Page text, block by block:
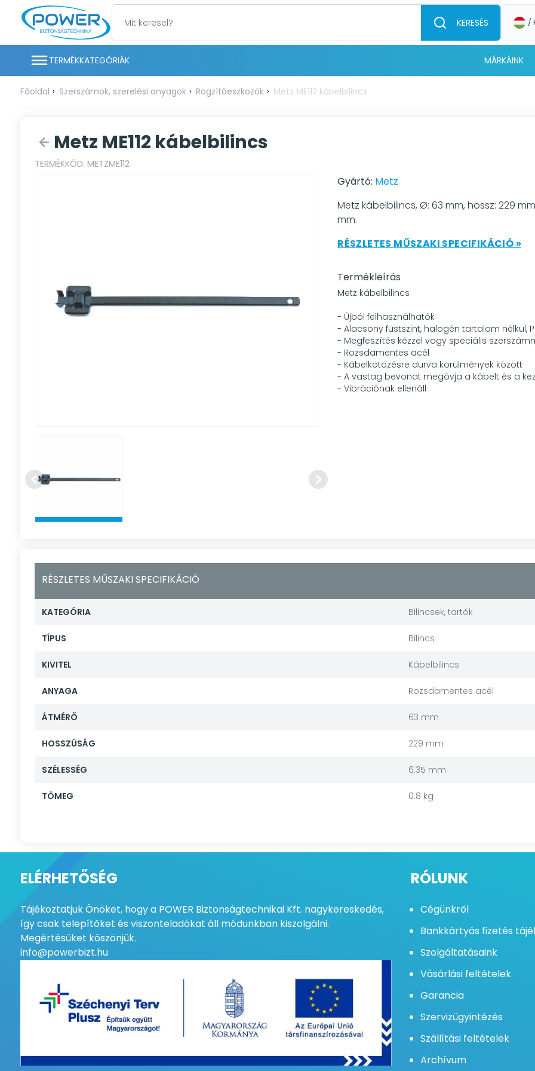
TERMÉKKATEGÓRIÁK
KERESÉS /
MÁRKÁINK
Főoldal Szerszámok, szerelési anyagok Rögzítőeszközök Metz ME112 kábelbilincs
Metz ME112 kábelbilincs
TERMÉKKÓD: METZME112
Gyártó: Metz
Metz kábelbilincs, Ø: 63 mm, hossz: 229
mm.
RÉSZLETES MŰSZAKI SPECIFIKÁCIÓ »
Termékleírás
Metz kábelbilincs
- Újból felhasználhatók
- Alacsony füstszint, halogén tartalom nélkül,
- Megfeszítés kézzel vagy speciális
- Rozsdamentes acél
- Kábelkötözésre durva körülmények között
- A vastag bevonat megóvja a kábelt és a
- Vibrációnak ellenáll
RÉSZLETES MŰSZAKI SPECIFIKÁCIÓ
KATEGÓRIA Bilincsek, tartók
TÍPUS Bilincs
KIVITEL Kábelbilincs
ANYAGA Rozsdamentes acél
ÁTMÉRŐ 63 mm
HOSSZÚSÁG 229 mm
SZÉLESSÉG 6.35 mm
TÖMEG 0.8 kg
ELÉRHETŐSÉG
Tájékoztatjuk Önöket, hogy a POWER Biztonságtechnikai Kft. nagykereskedés,
így csak telepítőket és viszonteladókat áll módunkban kiszolgálni.
Megértésüket köszönjük.
info@powerbizt.hu
RÓLUNK
Cégünkről
Bankkártyás fizetés
Szolgáltatásaink
Vásárlási feltételek
Garancia
Szervizügyintézés
Szállítási feltételek
Archívum